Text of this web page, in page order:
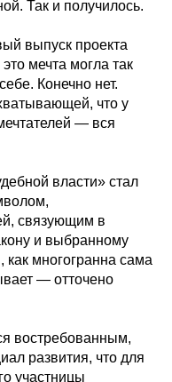
Так и получилось.
выпуск проекта
мечта могла так
Конечно нет.
что у
— вся
власти» стал
связующим в
и выбранному
как многогранна сама
— отточено
востребованным,
развития, что для
участницы